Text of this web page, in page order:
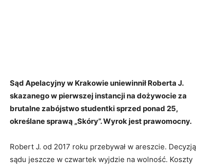
Sąd Apelacyjny w Krakowie uniewinnił Roberta J.
skazanego w pierwszej instancji na dożywocie za
brutalne zabójstwo studentki sprzed ponad 25,
określane sprawą „Skóry”. Wyrok jest prawomocny.
Robert J. od 2017 roku przebywał w areszcie. Decyzją
sądu jeszcze w czwartek wyjdzie na wolność. Koszty